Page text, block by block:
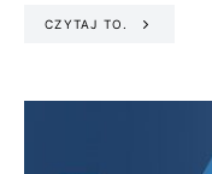
CZYTAJ TO.